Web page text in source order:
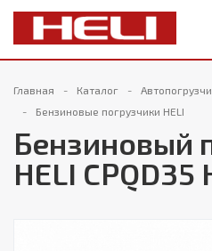
Главная Каталог
Бензиновые погрузчики HELI
Бензиновый
HELI CPQD35